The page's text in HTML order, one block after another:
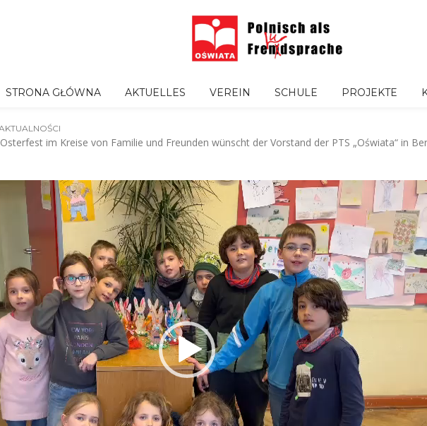
STRONA GŁÓWNA AKTUELLES VEREIN SCHULE PROJEKTE
im Kreise von Familie und Freunden wünscht der Vorstand der PTS „Oświata“ in